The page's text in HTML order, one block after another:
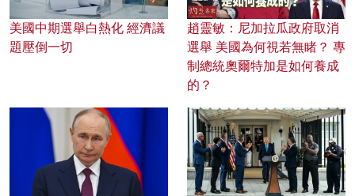
美國中期選舉白熱化 經濟議
題壓倒一切
趙靈敏：尼加拉瓜政府取消
選舉 美國為何視若無睹？ 專
制總統奧爾特加是如何養成
的？